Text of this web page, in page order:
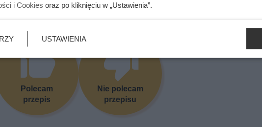
Polecam
przepis
Nie polecam
przepisu
i Cookies oraz po kliknięciu w „Ustawienia”.
USTAWIENIA